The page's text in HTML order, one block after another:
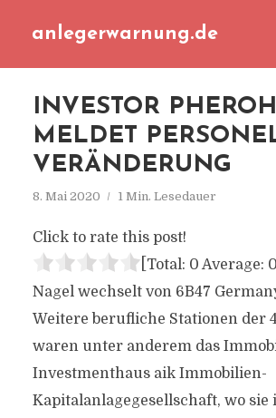
anlegerwarnung.de
INVESTOR PHEROH
MELDET
VERÄNDERUNG
8. Mai 2020 1 Min. Lesedauer
Click to rate this post!
[Total: 0 Average: 0
Nagel wechselt von 6B47
Weitere berufliche Stationen der
waren unter anderem das
Investmenthaus aik Immobilien-
Kapitalanlagegesellschaft, wo sie